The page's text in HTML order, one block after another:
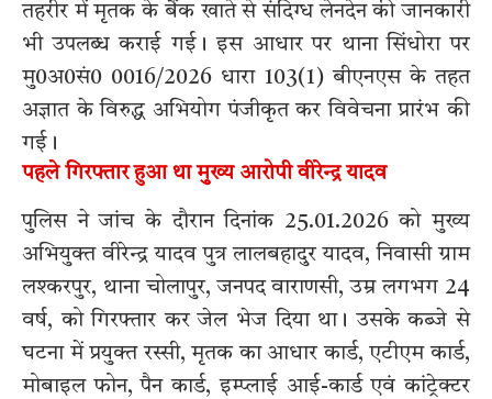
तहरीर में मृतक के बैंक खाते से संदिग्ध लेनदेन की जानकारी
भी उपलब्ध कराई गई। इस आधार पर थाना सिंधोरा पर
मु0अ0सं0 0016/2026 धारा 103(1) बीएनएस के तहत
अज्ञात के विरुद्ध अभियोग पंजीकृत कर विवेचना प्रारंभ की
गई।
पहले गिरफ्तार हुआ था मुख्य आरोपी वीरेन्द्र यादव
पुलिस ने जांच के दौरान दिनांक 25.01.2026 को मुख्य
अभियुक्त वीरेन्द्र यादव पुत्र लालबहादुर यादव, निवासी ग्राम
लश्करपुर, थाना चोलापुर, जनपद वाराणसी, उम्र लगभग 24
वर्ष, को गिरफ्तार कर जेल भेज दिया था। उसके कब्जे से
घटना में प्रयुक्त रस्सी, मृतक का आधार कार्ड, एटीएम कार्ड,
मोबाइल फोन, पैन कार्ड, इम्प्लाई आई-कार्ड एवं कांट्रेक्टर